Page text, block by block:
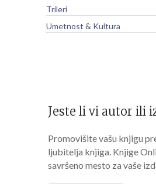
Trileri
Umetnost & Kultura
Jeste li vi autor ili
Promovišite vašu knjigu
ljubitelja knjiga. Knjige
savršeno mesto za vaše